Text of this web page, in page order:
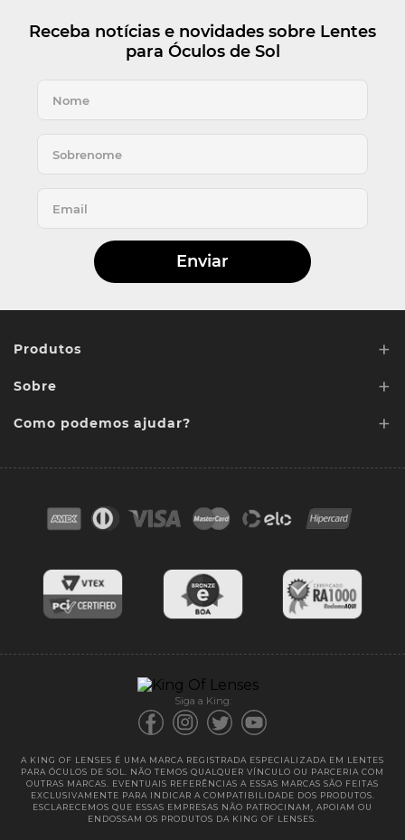
Receba notícias e novidades sobre Lentes
para Óculos de Sol
Enviar
Produtos +
Lentes de Reposição
Lentes Sob media
Sobre +
Quem somos
Blog
Como podemos ajudar? +
Cores das lentes
Entregas
Siga a King:
A KING OF LENSES É UMA MARCA REGISTRADA ESPECIALIZADA EM LENTES
PARA ÓCULOS DE SOL. NÃO TEMOS QUALQUER VÍNCULO OU PARCERIA COM
OUTRAS MARCAS. EVENTUAIS REFERÊNCIAS A ESSAS MARCAS SÃO FEITAS
EXCLUSIVAMENTE PARA INDICAR A COMPATIBILIDADE DOS PRODUTOS.
ESCLARECEMOS QUE ESSAS EMPRESAS NÃO PATROCINAM, APOIAM OU
ENDOSSAM OS PRODUTOS DA KING OF LENSES.